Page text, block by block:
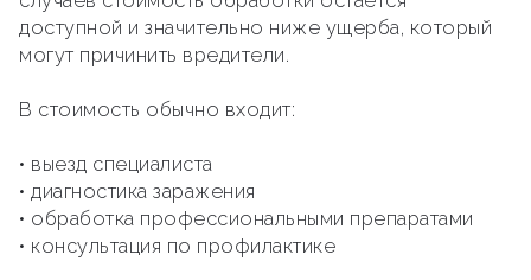
доступной и значительно ниже ущерба, который
могут причинить вредители.
В стоимость обычно входит:
• выезд специалиста
• диагностика заражения
• обработка профессиональными препаратами
• консультация по профилактике